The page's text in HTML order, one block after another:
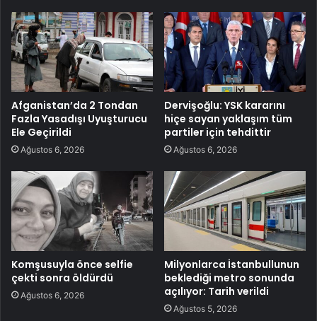
Afganistan’da 2 Tondan
Fazla Yasadışı Uyuşturucu
Ele Geçirildi
Ağustos 6, 2026
Dervişoğlu: YSK kararını
hiçe sayan yaklaşım tüm
partiler için tehdittir
Ağustos 6, 2026
Komşusuyla önce selfie
çekti sonra öldürdü
Ağustos 6, 2026
Milyonlarca İstanbullunun
beklediği metro sonunda
açılıyor: Tarih verildi
Ağustos 5, 2026